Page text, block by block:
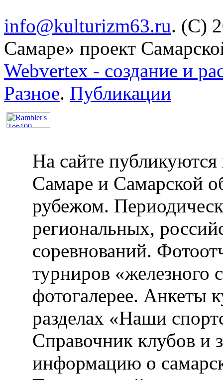
info@kulturizm63.ru. (C)
Самаре» проект
Webvertex - создание и
Разное. Публикации
На сайте публикуются
Самаре и Самарской
рубежом.
региональных,
соревнований.
турниров «железного
фотогалерее. Анкеты
разделах «Наши
Справочник клубов и
информацию о